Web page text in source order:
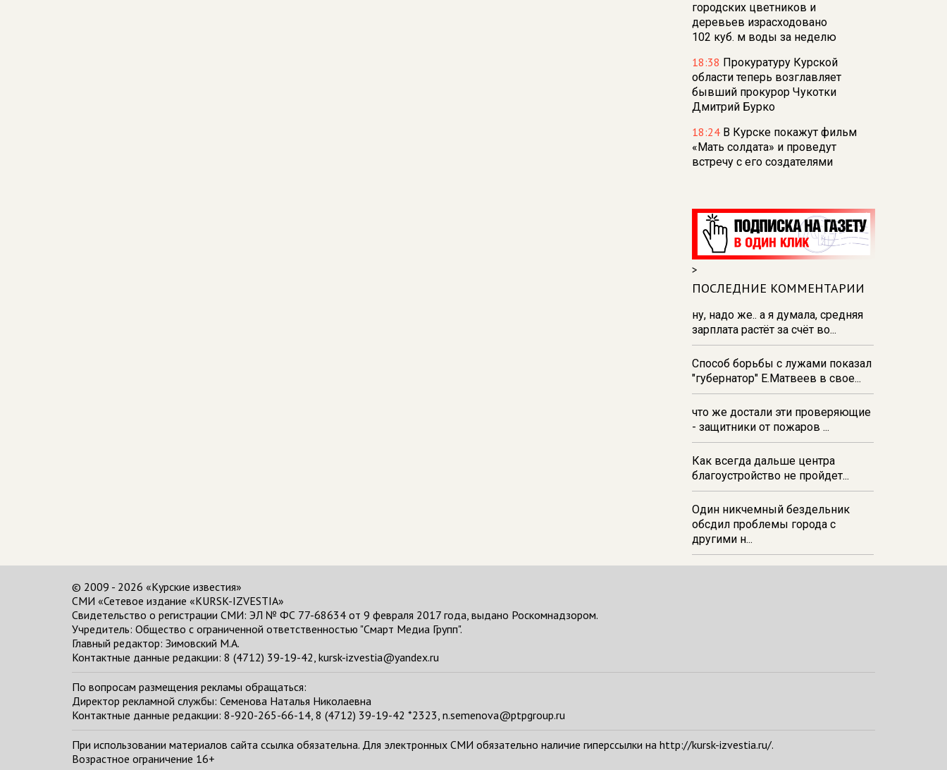
городских цветников и
деревьев израсходовано
102 куб. м воды за неделю
18:38 Прокуратуру Курской
области теперь возглавляет
бывший прокурор Чукотки
Дмитрий Бурко
18:24 В Курске покажут фильм
«Мать солдата» и проведут
встречу с его создателями
из‑за проблем с водоснабжением
17:23
В Курске установили две
камеры ПДД на превышение
скорости
16:55В Курске жителя
Тюменской области осудили за
незаконную перевозку
взрывчатки
16:47В Курске капремонт дорог
выполнен на 54%
>
ПОСЛЕДНИЕ КОММЕНТАРИИ
ну, надо же.. а я думала, средняя
зарплата растёт за счёт во...
Способ борьбы с лужами показал
"губернатор" Е.Матвеев в свое...
что же достали эти проверяющие
- защитники от пожаров ...
Как всегда дальше центра
благоустройство не пройдет...
Один никчемный бездельник
обсдил проблемы города с
другими н...
© 2009 - 2026 «Курские известия»
СМИ «Сетевое издание «KURSK-IZVESTIA»
Свидетельство о регистрации СМИ: ЭЛ № ФС 77-68634 от 9 февраля 2017 года, выдано Роскомнадзором.
Учредитель: Общество с ограниченной ответственностью "Смарт Медиа Групп".
Главный редактор: Зимовский М.А.
Контактные данные редакции: 8 (4712) 39-19-42, kursk-izvestia@yandex.ru
По вопросам размещения рекламы обращаться:
Директор рекламной службы: Семенова Наталья Николаевна
Контактные данные редакции: 8-920-265-66-14, 8 (4712) 39-19-42 *2323, n.semenova@ptpgroup.ru
При использовании материалов сайта ссылка обязательна. Для электронных СМИ обязательно наличие гиперссылки на http://kursk-izvestia.ru/.
Возрастное ограничение 16+